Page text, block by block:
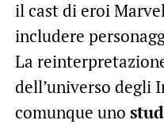
il cast di eroi
includere
La
dell’universo degli
comunque uno